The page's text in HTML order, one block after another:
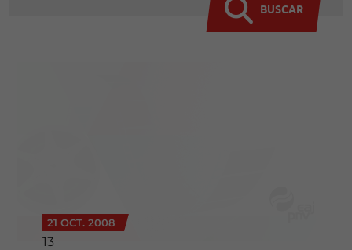
BUSCAR
21 OCT. 2008
13